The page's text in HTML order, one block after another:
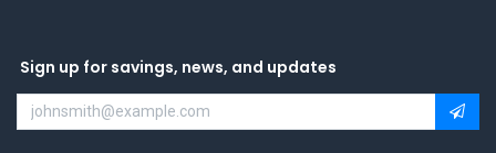
Sign up for savings, news, and updates